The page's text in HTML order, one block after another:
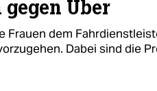
Uber
Frauen dem
Dabei sind die